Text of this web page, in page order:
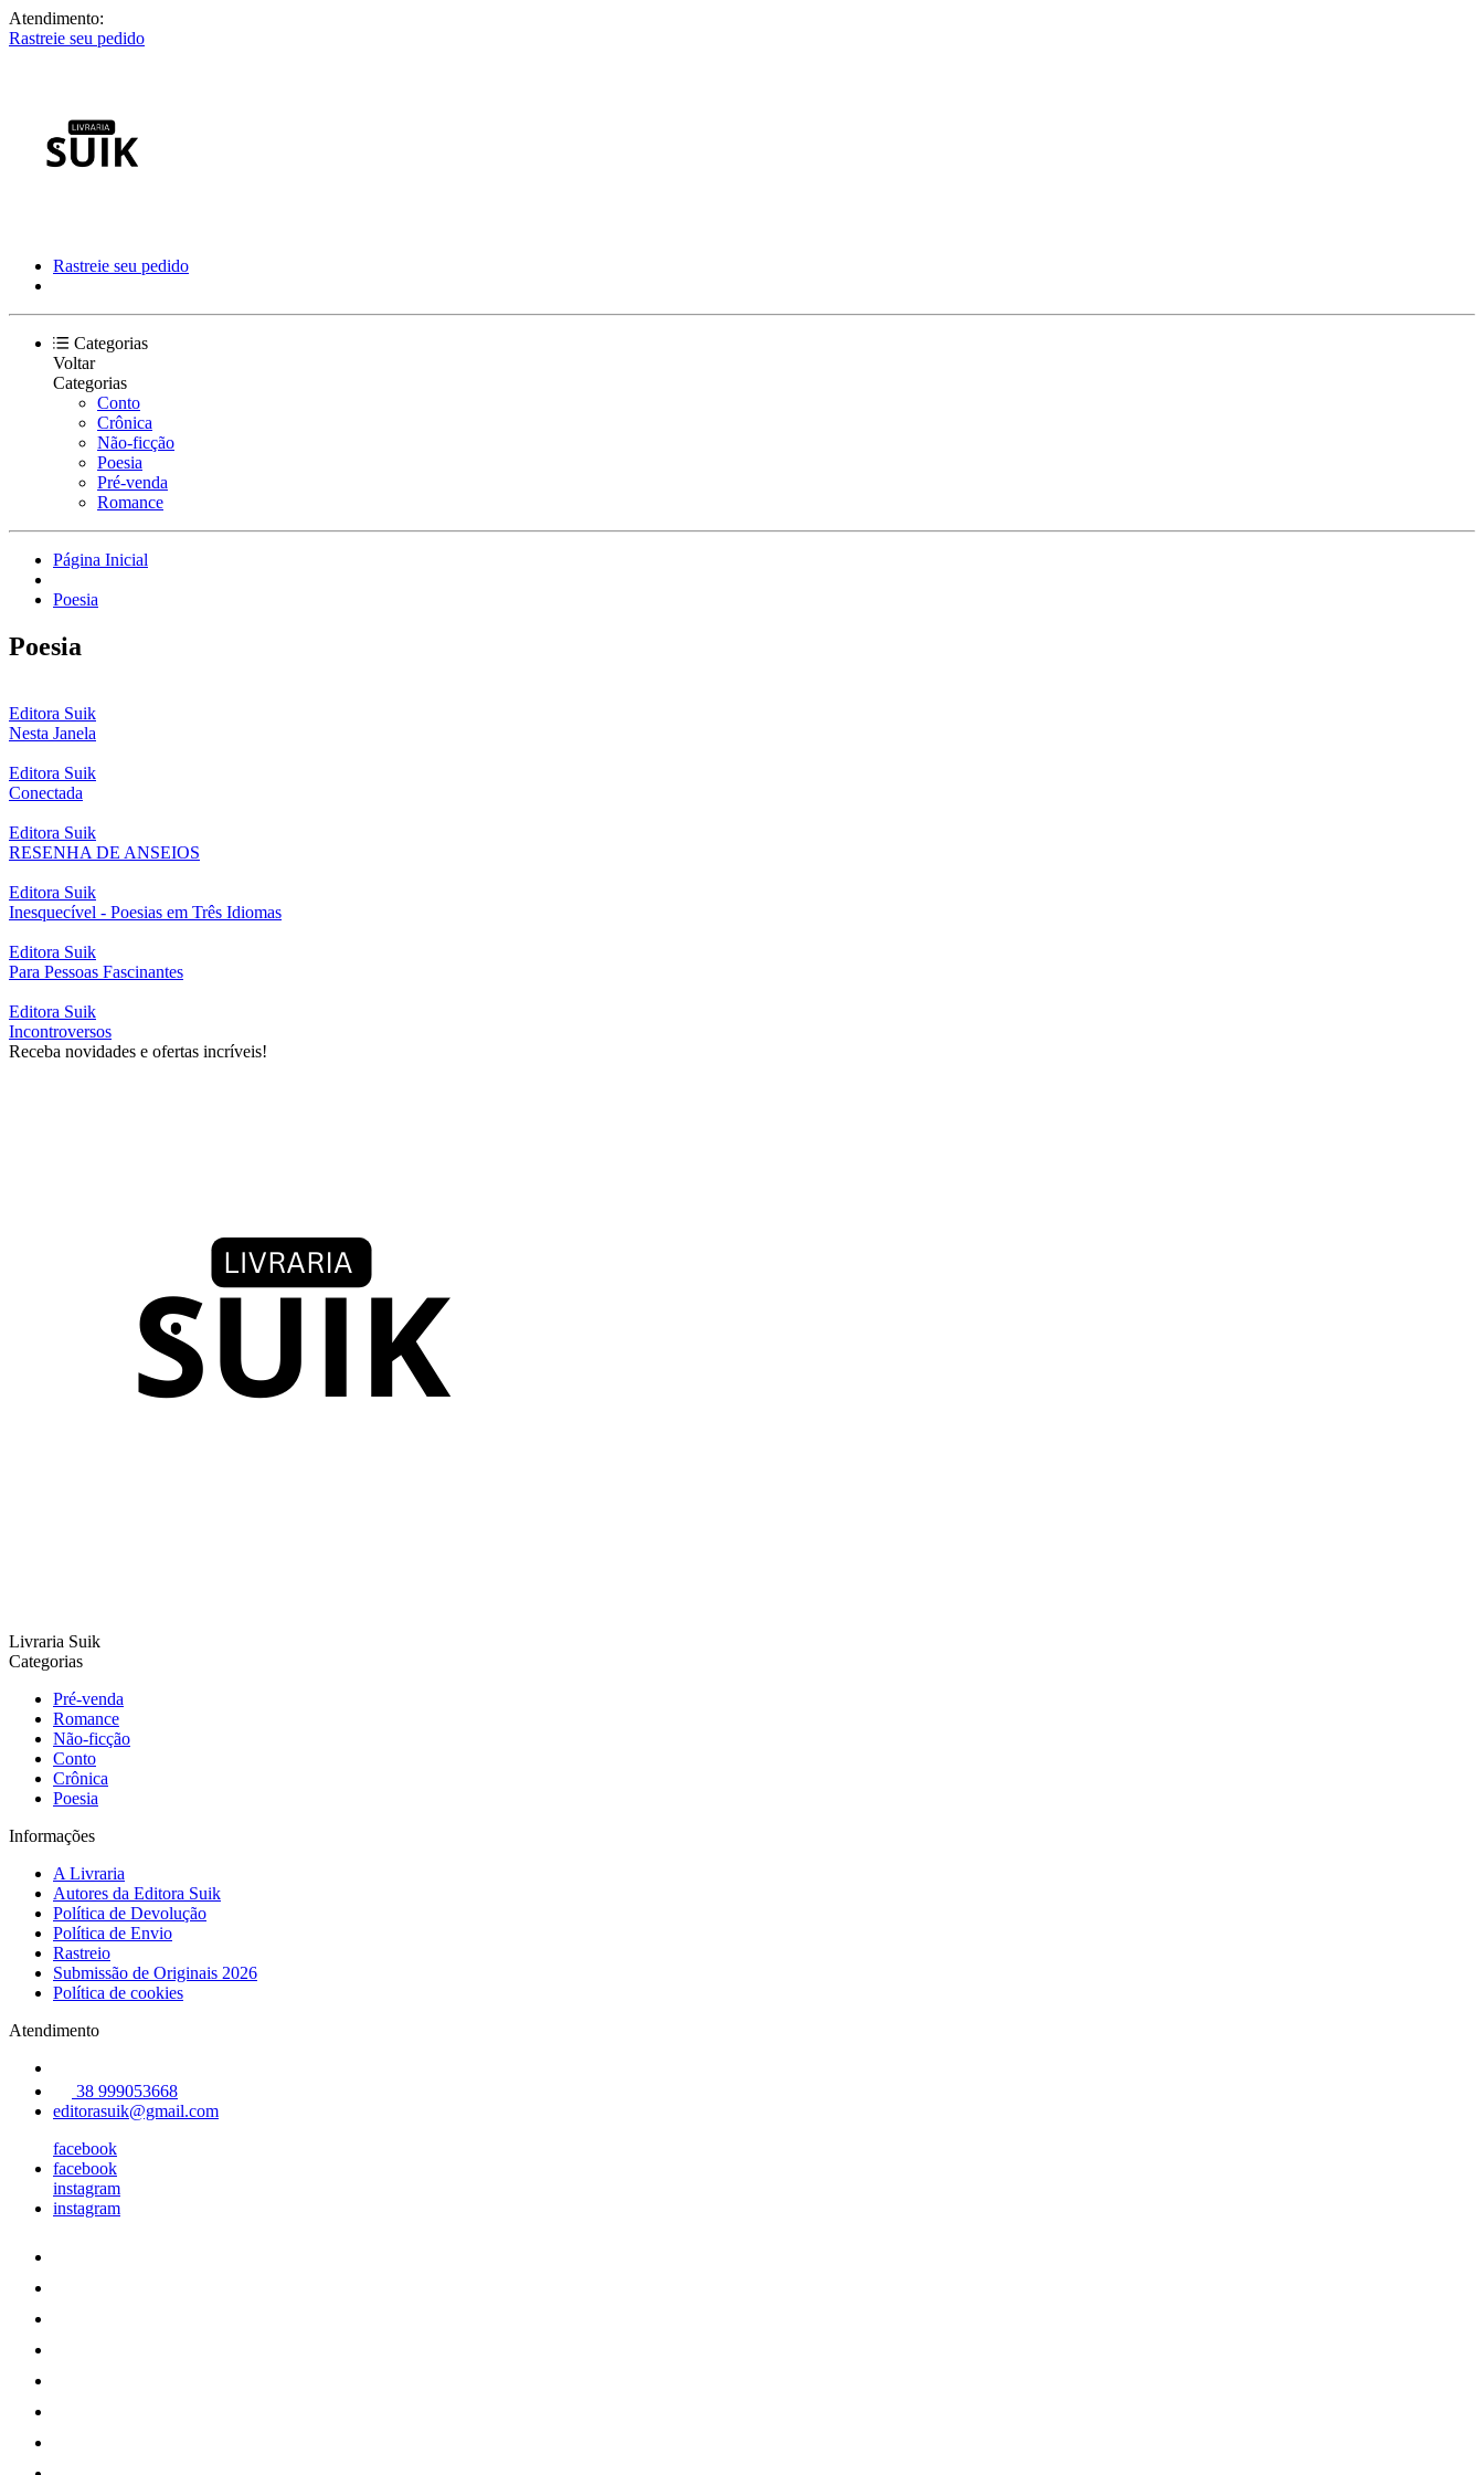
Atendimento:
Rastreie seu pedido
Rastreie seu pedido
Categorias
Voltar
Categorias
Conto
Crônica
Não-ficção
Poesia
Pré-venda
Romance
Página Inicial
Poesia
Poesia
Editora Suik
Nesta Janela
Editora Suik
Conectada
Editora Suik
RESENHA DE ANSEIOS
Editora Suik
Inesquecível - Poesias em Três Idiomas
Editora Suik
Para Pessoas Fascinantes
Editora Suik
Incontroversos
Receba novidades e ofertas incríveis!
Livraria Suik
Categorias
Pré-venda
Romance
Não-ficção
Conto
Crônica
Poesia
Informações
A Livraria
Autores da Editora Suik
Política de Devolução
Política de Envio
Rastreio
Submissão de Originais 2026
Política de cookies
Atendimento
38 999053668
editorasuik@gmail.com
facebook
facebook
instagram
instagram